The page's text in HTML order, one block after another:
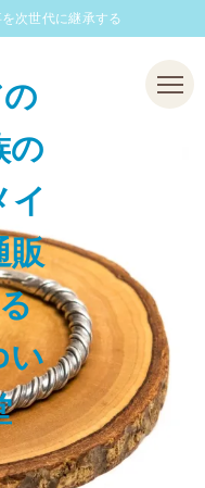
次世代に継承する
Menu